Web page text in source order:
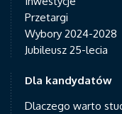
Przetargi
Wybory 2024-2028
Jubileusz 25-lecia
Dla kandydatów
Dlaczego warto